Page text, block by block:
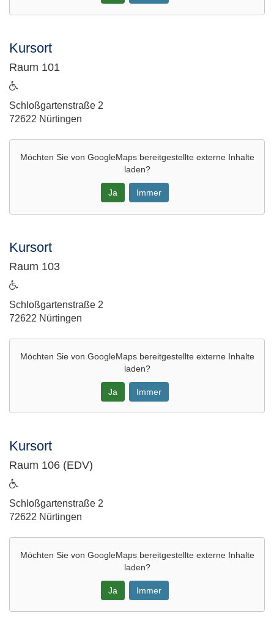
Maps
Karte
von
Zoom:
Kursraum
5
Fenster
Kursort
Raum 101
Adresse:
Schloßgartenstraße 2
72622 Nürtingen
Möchten Sie von GoogleMapsbereitgestellte externe Inhalte
laden?
Ja Immer
Maps
Karte
von
Raum
in
neuem
Kursort
Raum 103
Adresse:
Schloßgartenstraße 2
72622 Nürtingen
Möchten Sie von GoogleMapsbereitgestellte externe Inhalte
laden?
Ja Immer
Maps
Karte
von
Raum
in
neuem
Kursort
Raum 106 (EDV)
Adresse:
Schloßgartenstraße 2
72622 Nürtingen
Möchten Sie von GoogleMapsbereitgestellte externe Inhalte
laden?
Ja Immer